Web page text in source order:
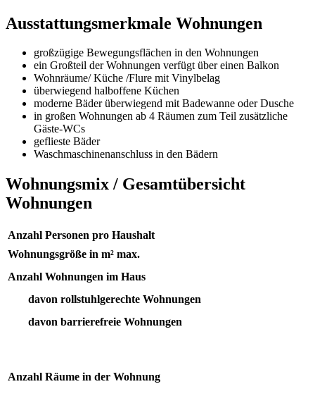
Ausstattungsmerkmale Wohnungen
großzügige Bewegungsflächen in den Wohnungen
ein Großteil der Wohnungen verfügt über einen Balkon
Wohnräume/ Küche /Flure mit Vinylbelag
überwiegend halboffene Küchen
moderne Bäder überwiegend mit Badewanne oder Dusche
in großen Wohnungen ab 4 Räumen zum Teil zusätzliche
Gäste-WCs
geflieste Bäder
Waschmaschinenanschluss in den Bädern
Wohnungsmix / Gesamtübersicht
Wohnungen
Anzahl Personen pro Haushalt
Wohnungsgröße in m² max.
Anzahl Wohnungen im Haus
davon rollstuhlgerechte Wohnungen
davon barrierefreie Wohnungen
Anzahl Räume in der Wohnung